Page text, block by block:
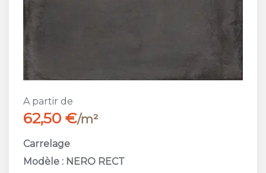
A partir de
62,50 €/m²
Carrelage
Modèle : NERO RECT